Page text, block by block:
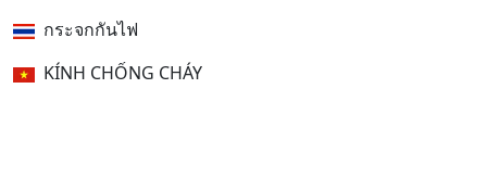
กระจกกันไฟ
KÍNH CHỐNG CHÁY